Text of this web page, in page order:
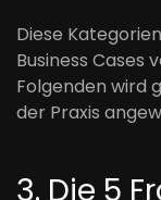
Diese
Business Cases
Folgenden wird
der Praxis
3. Die 5